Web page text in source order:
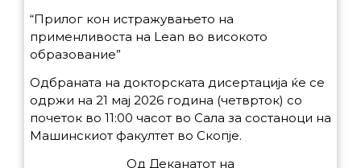
“Прилог кон истражувањето на
применливоста на Lean во високото
образование”
Одбраната на докторската дисертација ќе се
одржи на 21 мај 2026 година (четврток) со
почеток во 11:00 часот во Сала за состаноци на
Машинскиот факултет во Скопје.
Од Деканатот на